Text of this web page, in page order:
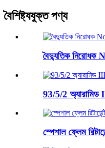
বৈশিষ্ট্যযুক্ত পণ্য
বৈদ্যুতিক
93/5/2
স্পেশাল ফ্লেম